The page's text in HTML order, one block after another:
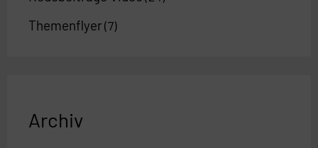
Themenflyer(7)
Archiv